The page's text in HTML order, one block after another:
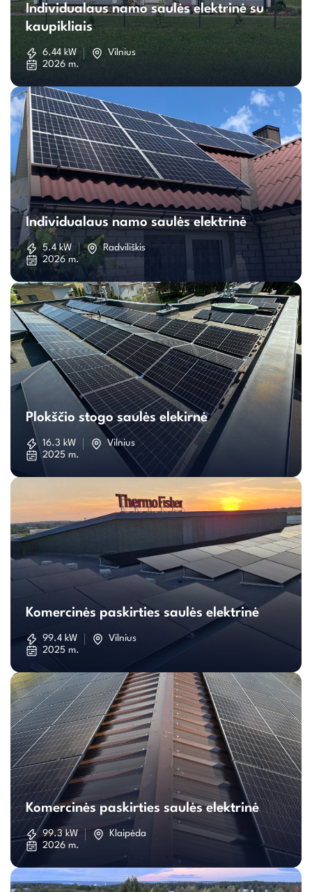
namo
saulės
kaupikliais
Individualaus namo saulės elektrinė su
kaupikliais
6.44 kW
Vilnius
2026 m.
Individualaus
namo
saulės
Individualaus namo saulės elektrinė
5.4 kW
Radviliškis
2026 m.
Plokščio
stogo
saulės
elekirnė
Plokščio stogo saulės elekirnė
16.3 kW
Vilnius
2025 m.
Komercinės
paskirties
saulės
elektrinė
Komercinės paskirties saulės elektrinė
99.4 kW
Vilnius
2025 m.
Komercinės
paskirties
saulės
Komercinės paskirties saulės elektrinė
99.3 kW
Klaipėda
2026 m.